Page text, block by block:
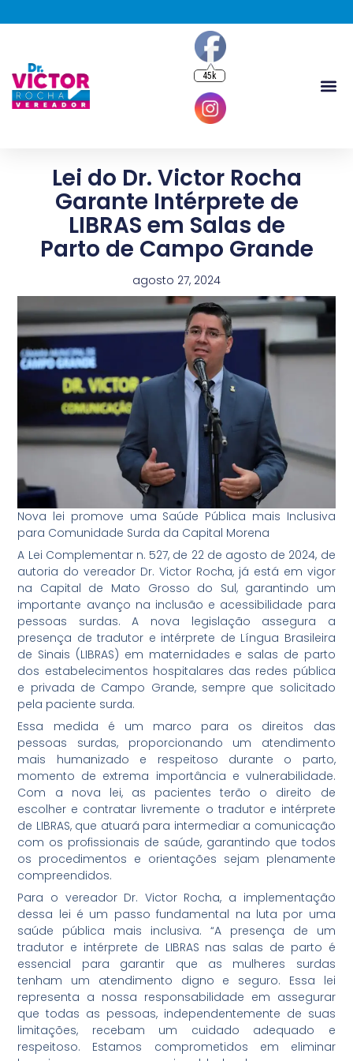
Lei do Dr. Victor Rocha
Garante Intérprete de
LIBRAS em Salas de
Parto de Campo Grande
agosto 27, 2024
Nova lei promove uma Saúde Pública mais Inclusiva
para Comunidade Surda da Capital Morena
A Lei Complementar n. 527, de 22 de agosto de 2024, de
autoria do vereador Dr. Victor Rocha, já está em vigor
na Capital de Mato Grosso do Sul, garantindo um
importante avanço na inclusão e acessibilidade para
pessoas surdas. A nova legislação assegura a
presença de tradutor e intérprete de Língua Brasileira
de Sinais (LIBRAS) em maternidades e salas de parto
dos estabelecimentos hospitalares das redes pública
e privada de Campo Grande, sempre que solicitado
pela paciente surda.
Essa medida é um marco para os direitos das
pessoas surdas, proporcionando um atendimento
mais humanizado e respeitoso durante o parto,
momento de extrema importância e vulnerabilidade.
Com a nova lei, as pacientes terão o direito de
escolher e contratar livremente o tradutor e intérprete
de LIBRAS, que atuará para intermediar a comunicação
com os profissionais de saúde, garantindo que todos
os procedimentos e orientações sejam plenamente
compreendidos.
Para o vereador Dr. Victor Rocha, a implementação
dessa lei é um passo fundamental na luta por uma
saúde pública mais inclusiva. “A presença de um
tradutor e intérprete de LIBRAS nas salas de parto é
essencial para garantir que as mulheres surdas
tenham um atendimento digno e seguro. Essa lei
representa a nossa responsabilidade em assegurar
que todas as pessoas, independentemente de suas
limitações, recebam um cuidado adequado e
respeitoso. Estamos comprometidos em eliminar
45k